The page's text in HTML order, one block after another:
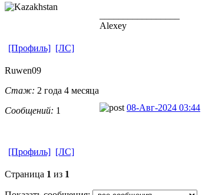
Alexey
[Профиль] [ЛС]
Ruwen09
Стаж: 2 года 4 месяца
Сообщений: 1 08-Авг-2024 03:44
[Профиль] [ЛС]
Страница 1 из 1